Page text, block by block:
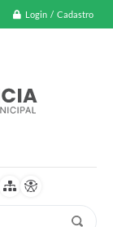
Login / Cadastro